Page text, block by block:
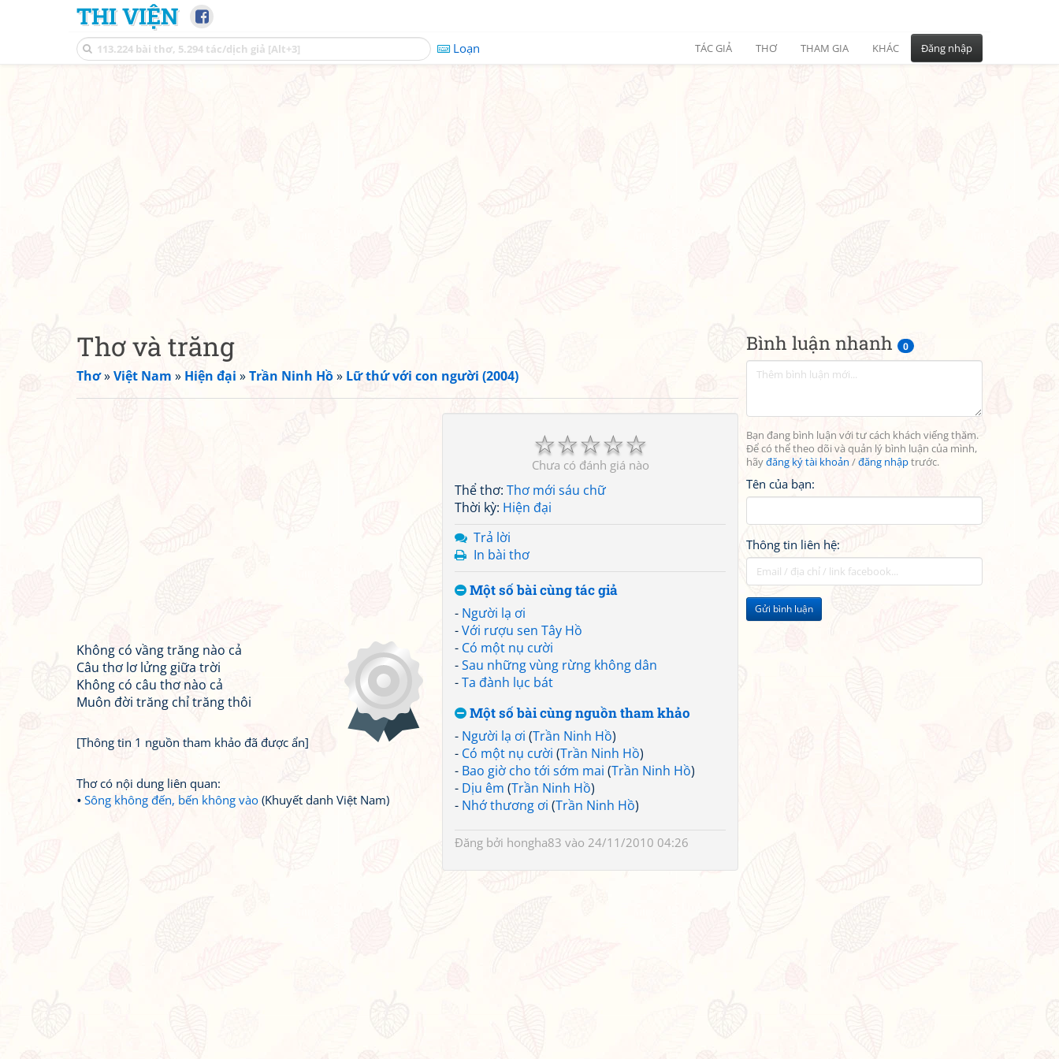
THI VIỆN
Loạn TÁC GIẢ THƠ THAM GIA KHÁC Đăng nhập
Bình luận nhanh 0
Bạn đang bình luận với tư cách khách viếng thăm.
Để có thể theo dõi và quản lý bình luận của mình,
hãyđăng ký tài khoản /đăng nhậptrước.
Tên của bạn:
Thông tin liên hệ:
Gửi bình luận
Thơ và trăng
Thơ»Việt Nam » Hiện đại »Trần Ninh Hồ» Lữ thứ với con người (2004)
☆
☆
☆
☆
☆
Chưa có đánh giá nào
Thể thơ: Thơ mới sáu chữ
Thời kỳ: Hiện đại
Trả lời
In bài thơ
Một số bài cùng tác giả
- Người lạ ơi
-Với rượu sen Tây Hồ
- Có một nụ cười
-Sau những vùng rừng không dân
-Ta đành lục bát
Một số bài cùng nguồn tham khảo
- Người lạ ơi (Trần Ninh Hồ)
- Có một nụ cười (Trần Ninh Hồ)
- Bao giờ cho tới sớm mai (Trần Ninh Hồ)
- Dịu êm (Trần Ninh Hồ)
- Nhớ thương ơi (Trần Ninh Hồ)
Đăng bởi hongha83 vào 24/11/2010 04:26
Không có vầng trăng nào cả
Câu thơ lơ lửng giữa trời
Không có câu thơ nào cả
Muôn đời trăng chỉ trăng thôi
[Thông tin 1 nguồn tham khảo đã được ẩn]
Thơ có nội dung liên quan:
Sông không đến, bến không vào (Khuyết danh Việt Nam)